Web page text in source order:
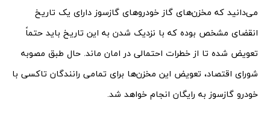
می‌دانید که مخزن‌های گاز خودروهای گازسوز دارای یک تاریخ
انقضای مشخص بوده که با نزدیک شدن به این تاریخ باید حتماً
تعویض شده تا از خطرات احتمالی در امان ماند. حال طبق مصوبه
شورای اقتصاد، تعویض این مخزن‌ها برای تمامی رانندگان تاکسی با
خودرو گازسوز به رایگان انجام خواهد شد.